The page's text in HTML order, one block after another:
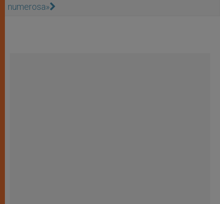
numerosa»